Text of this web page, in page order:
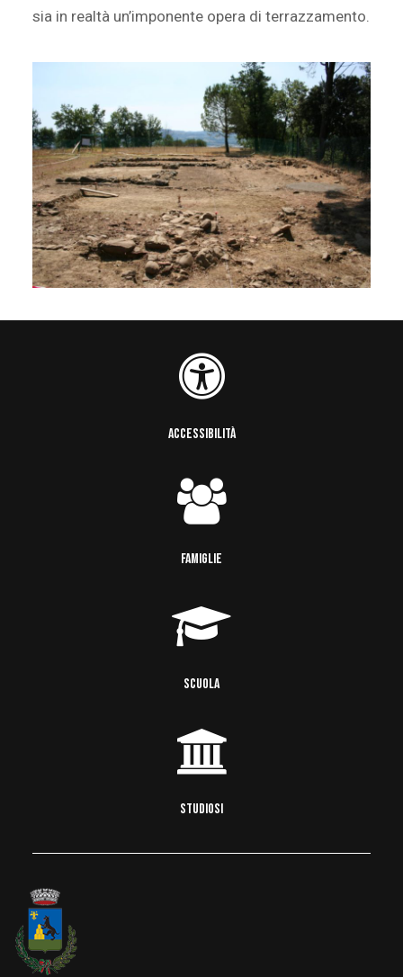
sia in realtà un’imponente opera di terrazzamento.
ACCESSIBILITÀ
FAMIGLIE
SCUOLA
STUDIOSI